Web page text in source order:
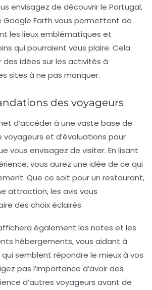
envisagez de découvrir le Portugal,
Google Earth vous permettent de
les lieux emblématiques et
qui pourraient vous plaire. Cela
des idées sur les activités à
sites à ne pas manquer.
des voyageurs
d’accéder à une vaste base de
voyageurs et d’évaluations pour
vous envisagez de visiter. En lisant
vous aurez une idée de ce qui
Que ce soit pour un restaurant,
attraction, les avis vous
des choix éclairés.
également les notes et les
hébergements, vous aidant à
semblent répondre le mieux à vos
pas l’importance d’avoir des
d’autres voyageurs avant de